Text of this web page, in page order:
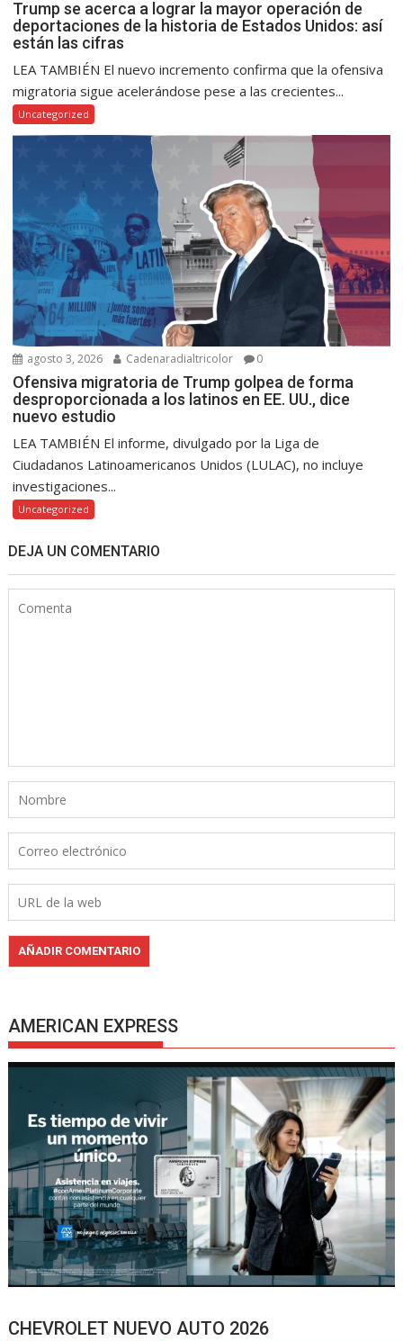
Trump se acerca a lograr la mayor operación de
deportaciones de la historia de Estados Unidos: así
están las cifras
LEA TAMBIÉN El nuevo incremento confirma que la ofensiva
migratoria sigue acelerándose pese a las crecientes...
Uncategorized
agosto 3, 2026 Cadenaradialtricolor 0
Ofensiva migratoria de Trump golpea de forma
desproporcionada a los latinos en EE. UU., dice
nuevo estudio
LEA TAMBIÉN El informe, divulgado por la Liga de
Ciudadanos Latinoamericanos Unidos (LULAC), no incluye
investigaciones...
Uncategorized
DEJA UN COMENTARIO
AMERICAN EXPRESS
CHEVROLET NUEVO AUTO 2026